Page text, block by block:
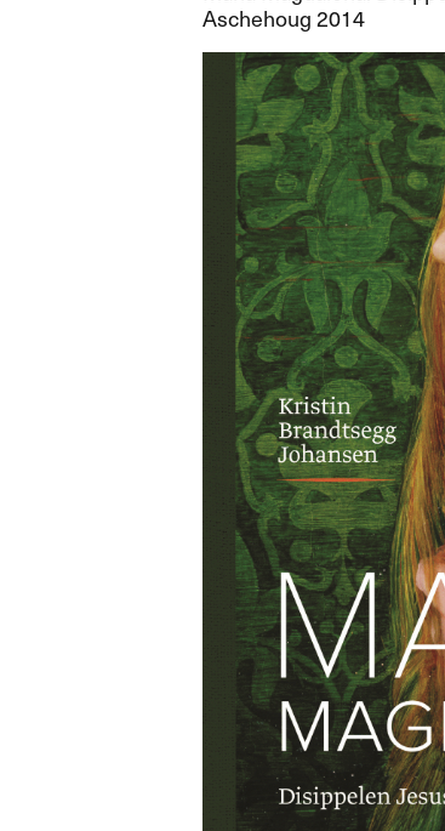
Aschehoug 2014